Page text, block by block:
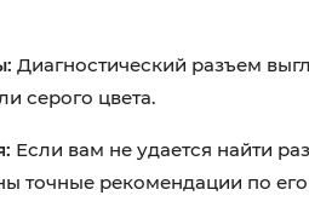
Диагностический разъем
серого цвета.
Если вам не удается найти
точные рекомендации по